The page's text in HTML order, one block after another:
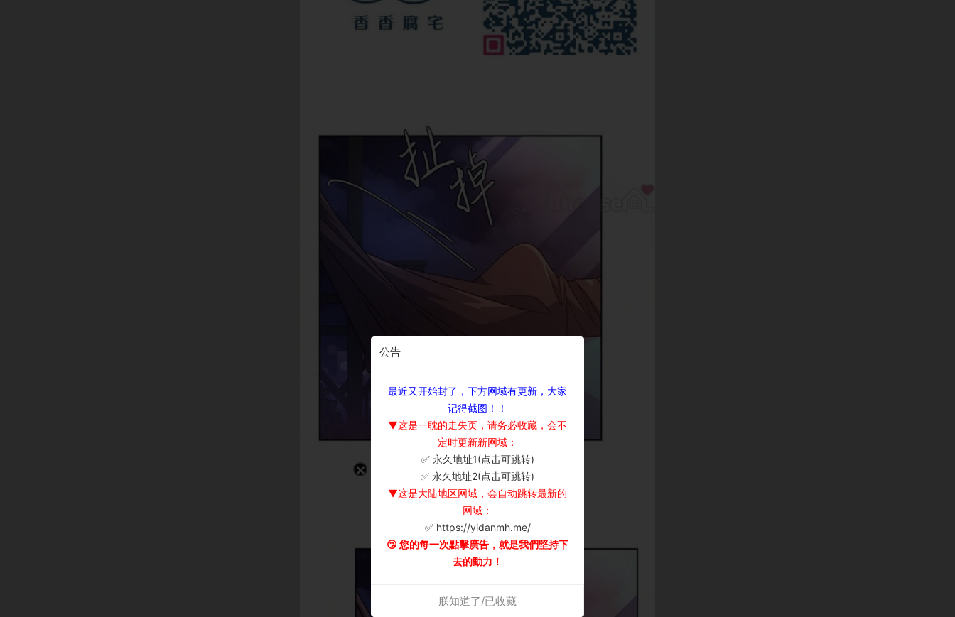
公告
最近又开始封了，下方网域有更新，大家
记得截图！！
▼这是一耽的走失页，请务必收藏，会不
定时更新新网域：
✅ 永久地址1(点击可跳转)
✅ 永久地址2(点击可跳转)
▼这是大陆地区网域，会自动跳转最新的
网域：
✅ https://yidanmh.me/
😘 您的每一次點擊廣告，就是我們堅持下
去的動力！
朕知道了/已收藏
×